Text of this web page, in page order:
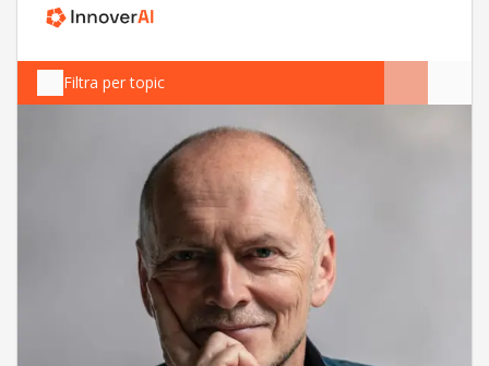
Filtra per topic